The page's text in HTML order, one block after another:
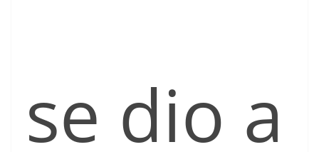
se dio a